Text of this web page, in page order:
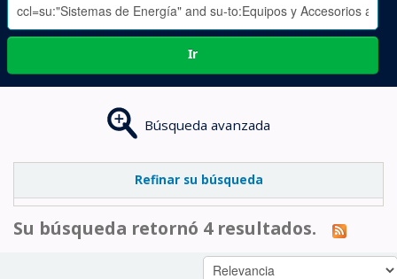
Ir
Búsqueda avanzada
Refinar su búsqueda
Su búsqueda retornó 4 resultados.